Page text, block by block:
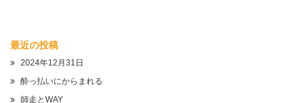
最近の投稿
2024年12月31日
酔っ払いにからまれる
師走とWAY